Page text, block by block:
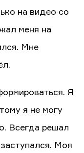
на видео со
меня на
Мне
Я
я не могу
Всегда решал
Моя